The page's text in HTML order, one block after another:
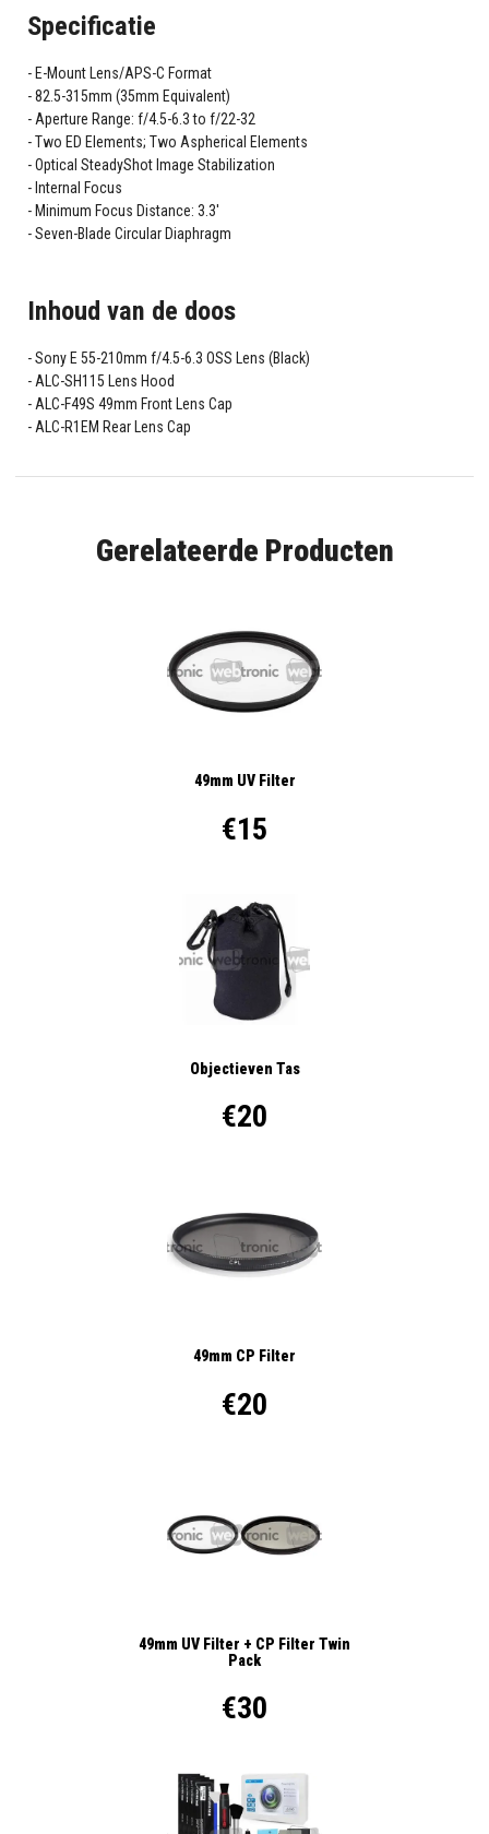
Specificatie
E-Mount Lens/APS-C Format
82.5-315mm (35mm Equivalent)
Aperture Range: f/4.5-6.3 to f/22-32
Two ED Elements; Two Aspherical Elements
Optical SteadyShot Image Stabilization
Internal Focus
Minimum Focus Distance: 3.3'
Seven-Blade Circular Diaphragm
Inhoud van de doos
Sony E 55-210mm f/4.5-6.3 OSS Lens (Black)
ALC-SH115 Lens Hood
ALC-F49S 49mm Front Lens Cap
ALC-R1EM Rear Lens Cap
Gerelateerde Producten
49mm UV Filter
€15
Objectieven Tas
€20
49mm CP Filter
€20
49mm UV Filter + CP Filter Twin
Pack
€30